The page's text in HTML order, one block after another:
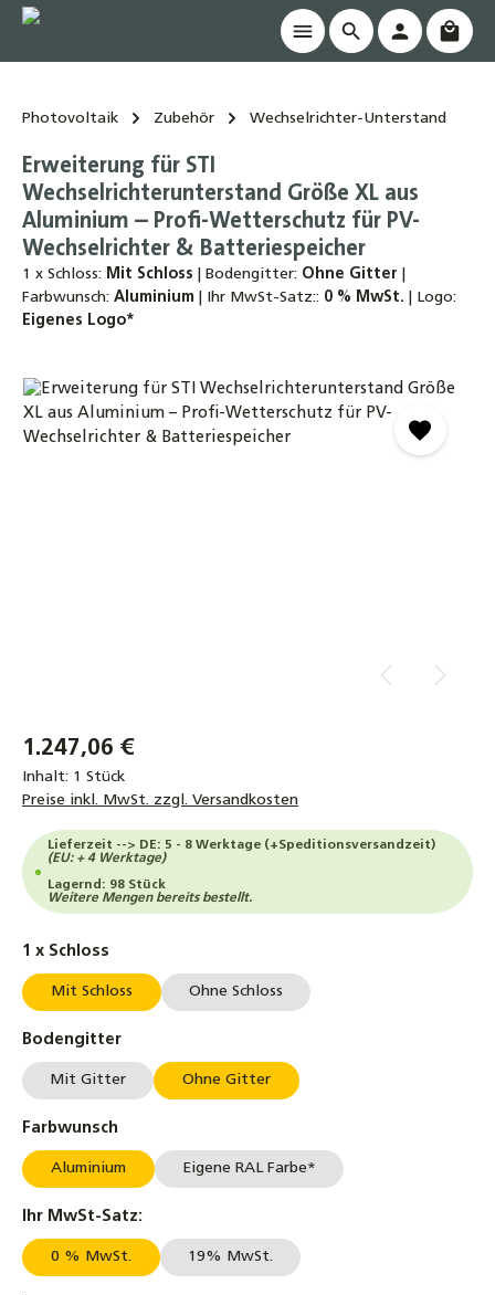
springen
Photovoltaik Zubehör Wechselrichter-Unterstand
Erweiterung für STI
Wechselrichterunterstand Größe XL aus
Aluminium – Profi-Wetterschutz für PV-
Wechselrichter & Batteriespeicher
1 x Schloss: Mit Schloss Bodengitter: Ohne Gitter
Farbwunsch: Aluminium Ihr MwSt-Satz:: 0 % MwSt.
Logo:
Eigenes Logo*
Bildergalerie überspringen
1.247,06 €
Inhalt: 1 Stück
Preise inkl. MwSt. zzgl. Versandkosten
Lieferzeit --> DE: 5 - 8 Werktage (+Speditionsversandzeit)
(EU: + 4 Werktage)
Lagernd: 98 Stück
Weitere Mengen bereits bestellt.
1 x Schloss
Mit Schloss Ohne Schloss
Bodengitterauswählen
Mit Gitter Ohne Gitter
Farbwunsch
Aluminium Eigene RAL Farbe*
Ihr MwSt-Satz:
0 % MwSt. 19% MwSt.